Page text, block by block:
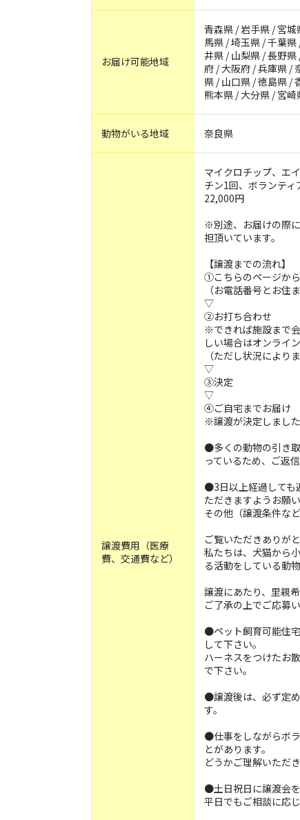
お届け可能地域
青森県 / 岩手県 / 宮
馬県 / 埼玉県 / 千葉
井県 / 山梨県 / 長野
府 / 大阪府 / 兵庫県 /
県 / 山口県 / 徳島県 /
熊本県 / 大分県 / 宮
動物がいる地域 奈良県
譲渡費用（医療
費、交通費など）
マイクロチップ、エ
チン1回、ボランティ
22,000円
※別途、お届けの際
担頂いています。
【譲渡までの流れ】
①こちらのページか
（お電話番号とお住
▽
②お打ち合わせ
※できれば施設まで
しい場合はオンライ
（ただし状況により
▽
③決定
▽
④ご自宅までお届け
※譲渡が決定しまし
●多くの動物の引き
っているため、ご返
●3日以上経過しても
ただきますようお願
その他（譲渡条件
ご覧いただきありが
私たちは、犬猫から
る活動をしている動
譲渡にあたり、里親
ご了承の上でご応募
●ペット飼育可能住
して下さい。
ハーネスをつけたお
で下さい。
●譲渡後は、必ず定
す。
●仕事をしながらボ
とがあります。
どうかご理解いただ
●土日祝日に譲渡会を
平日でもご相談に応